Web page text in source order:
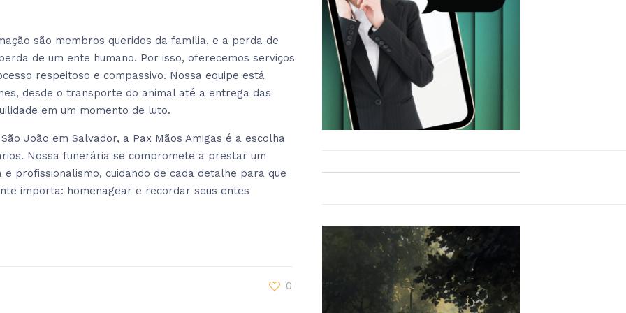
são membros queridos da família, e a perda de
de um ente humano. Por isso, oferecemos serviços
respeitoso e compassivo. Nossa equipe está
desde o transporte do animal até a entrega das
em um momento de luto.
João em Salvador, a Pax Mãos Amigas é a escolha
Nossa funerária se compromete a prestar um
profissionalismo, cuidando de cada detalhe para que
importa: homenagear e recordar seus entes
0